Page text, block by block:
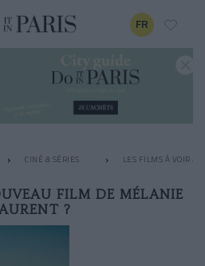
FR
CINÉ & SÉRIES LES FILMS À VOIR
FILM DE MÉLANIE
?